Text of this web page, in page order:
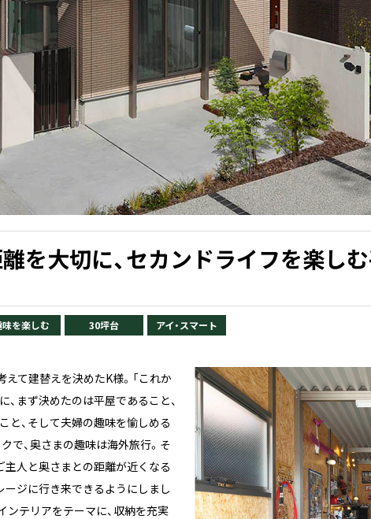
を大切に、セカンドライフを楽し
味を楽しむ 30坪台 アイ・スマート
えて建替えを決めたK様。「これか
まず決めたのは平屋であること、
と、そして夫婦の趣味を愉しめる
で、奥さまの趣味は海外旅行。そ
主人と奥さまとの距離が近くなる
ージに行き来できるようにしまし
ンテリアをテーマに、収納を充実